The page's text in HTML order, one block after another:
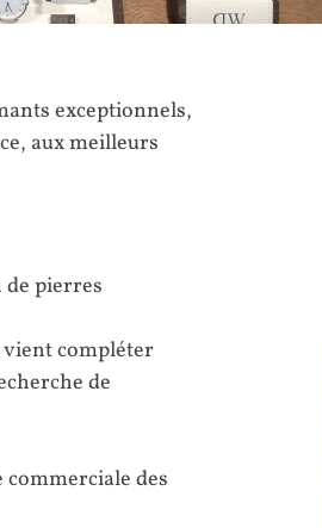
exceptionnels,
aux meilleurs
de pierres
vient compléter
de
des